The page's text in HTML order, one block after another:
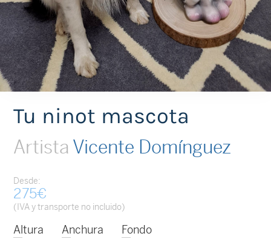
Tu ninot mascota
Artista Vicente Domínguez
Desde:
275€
(IVA y transporte no incluido)
Altura
Anchura
Fondo